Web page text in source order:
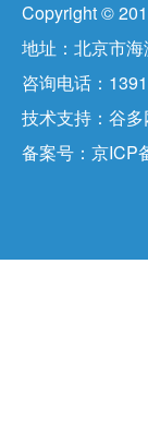
Copyright ©
地址：北京市
咨询电话：
技术支持： 谷多
备案号： 京ICP